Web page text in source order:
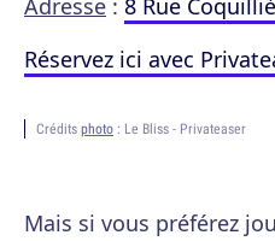
Adresse : 8 Rue
Réservez ici avec
Crédits photo : Le Bliss - Privateaser
Mais si vous préférez